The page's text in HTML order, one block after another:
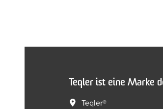
Teqler ist eine Marke
Teqler®